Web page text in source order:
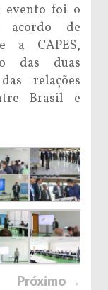
evento foi o
acordo de
a CAPES,
das duas
relações
Brasil e
Próximo →